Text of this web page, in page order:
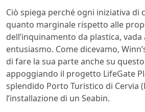
Ciò spiega perché ogni iniziativa di
quanto marginale rispetto alle
dell’inquinamento da plastica,
entusiasmo. Come dicevamo,
di fare la sua parte anche su questo
appoggiando il progetto LifeGate
splendido Porto Turistico di Cervia
l’installazione di un Seabin.